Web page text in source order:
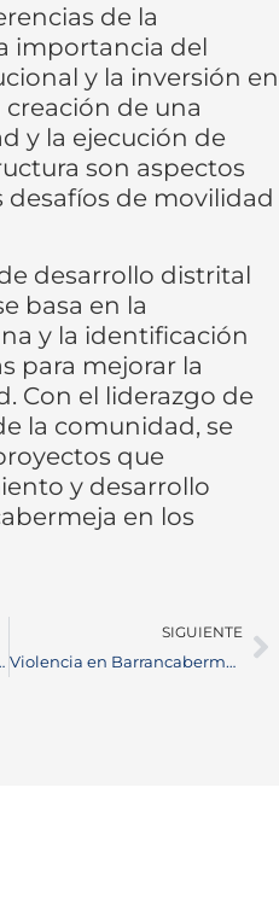
de la
importancia del
y la inversión en
de una
y la ejecución de
son aspectos
desafíos de movilidad
desarrollo distrital
basa en la
y la identificación
para mejorar la
Con el liderazgo de
la comunidad, se
que
y desarrollo
en los
para Soldados Profesionales
SIGUIENTE
Violencia en Barrancabermeja: Nuevo Ataque Deja una Persona Muerta y Otra Herida